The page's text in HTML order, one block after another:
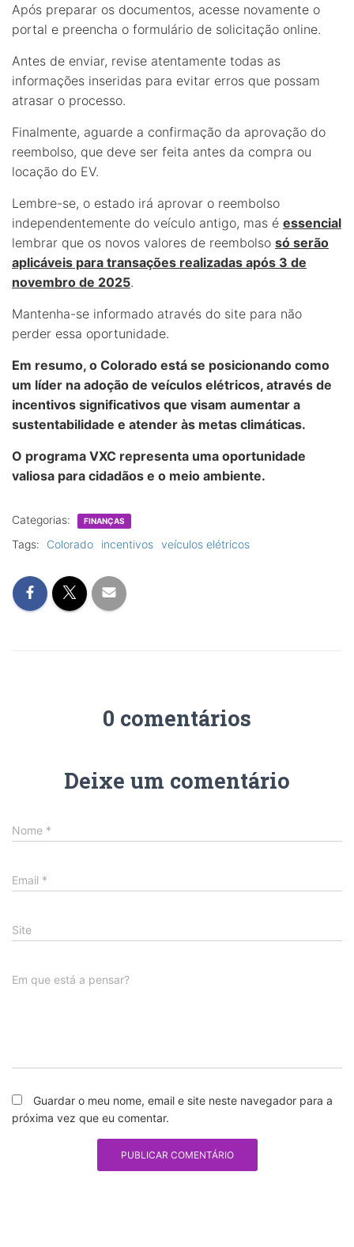
Após preparar os documentos, acesse novamente o
portal e preencha o formulário de solicitação online.
Antes de enviar, revise atentamente todas as
informações inseridas para evitar erros que possam
atrasar o processo.
Finalmente, aguarde a confirmação da aprovação do
reembolso, que deve ser feita antes da compra ou
locação do EV.
Lembre-se, o estado irá aprovar o reembolso
independentemente do veículo antigo, mas é essencial
lembrar que os novos valores de reembolso só serão
aplicáveis para transações realizadas após 3 de
novembro de 2025.
Mantenha-se informado através do site para não
perder essa oportunidade.
Em resumo, o Colorado está se posicionando como
um líder na adoção de veículos elétricos, através de
incentivos significativos que visam aumentar a
sustentabilidade e atender às metas climáticas.
O programa VXC representa uma oportunidade
valiosa para cidadãos e o meio ambiente.
Categorias: FINANÇAS
Tags: Colorado incentivos veículos elétricos
0 comentários
Deixe um comentário
Nome *
Email *
Site
Em que está a pensar?
Guardar o meu nome, email e site neste navegador para a
próxima vez que eu comentar.